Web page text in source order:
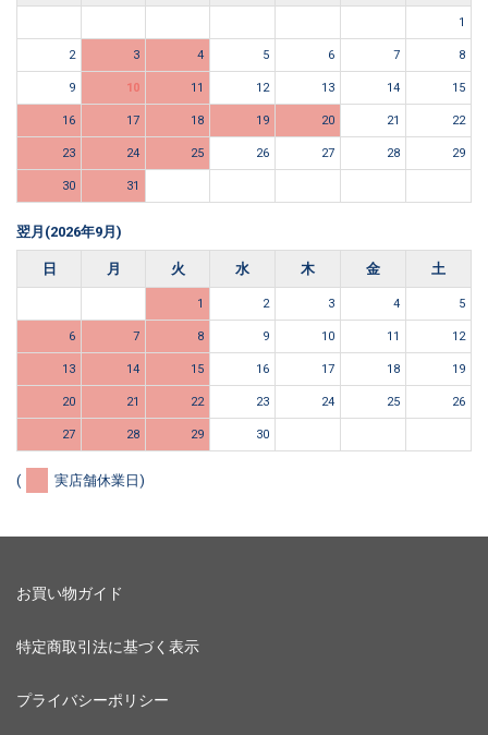
1
2
3 4 5 6 7
8
9
10 11 12 13 14
15
16
17 18 19 20 21
22
23
24 25 26 27 28
29
30
31
翌月(2026年9月)
日
月 火 水 木 金 土
1 2 3 4
5
6
7 8 9 10 11
12
13
14 15 16 17 18
19
20
21 22 23 24 25
26
27
28 29 30
( 実店舗休業日)
お買い物ガイド
特定商取引法に基づく表示
プライバシーポリシー